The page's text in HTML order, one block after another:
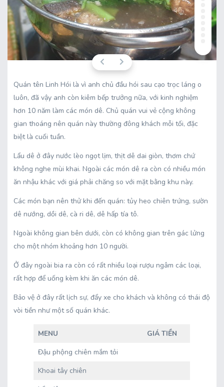
Quán tên Linh Hói là vì anh chủ đầu hói sau cạo trọc láng o
luôn, đã vậy anh còn kiêm bếp trưởng nữa, với kinh nghiệm
hơn 10 năm làm các món dê. Chủ quán vui vẻ cộng không
gian thoáng nên quán này thường đông khách mỗi tối, đặc
biệt là cuối tuần.
Lẩu dê ở đây nước lèo ngọt lịm, thịt dê dai giòn, thơm chứ
không nghe mùi khai. Ngoài các món dê ra còn có nhiều món
ăn nhậu khác với giá phải chăng so với mặt bằng khu này.
Các món bạn nên thử khi đến quán: tủy heo chiên trứng, sườn
dê nướng, dồi dê, cà ri dê, dê hấp tía tô.
Ngoài không gian bên dưới, còn có không gian trên gác lửng
cho một nhóm khoảng hơn 10 người.
Ở đây ngoài bia ra còn có rất nhiều loại rượu ngâm các loại,
rất hợp để uống kèm khi ăn các món dê.
Bảo vệ ở đây rất lịch sự, đẩy xe cho khách và không có thái độ
vòi tiền như một số quán khác.
MENU
GIÁ TIỀN
Đậu phộng chiên mắm tỏi
Khoai tây chiên